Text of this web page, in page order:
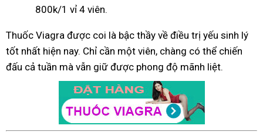
800k/1 vỉ 4 viên.
Thuốc Viagra được coi là bậc thầy về điều trị yếu sinh lý
tốt nhất hiện nay. Chỉ cần một viên, chàng có thể chiến
đấu cả tuần mà vẫn giữ được phong độ mãnh liệt.